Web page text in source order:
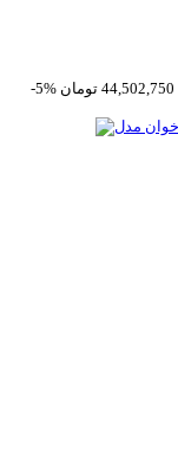
-5%
44,502,750 تومان